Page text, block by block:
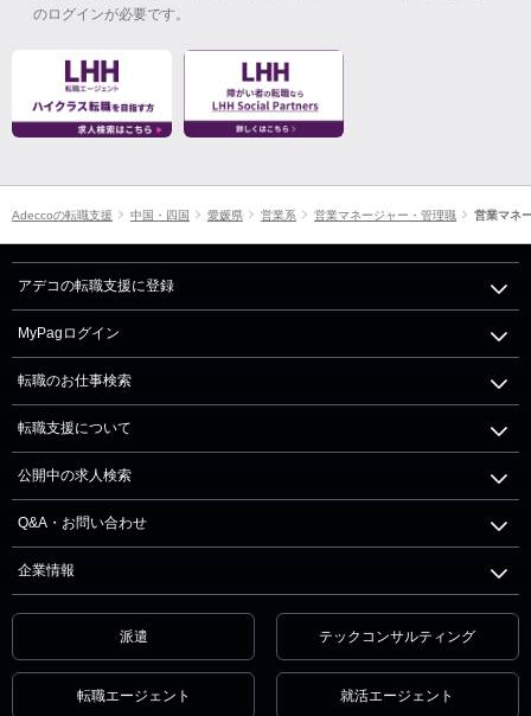
のログインが必要です。
Adeccoの転職支援 中国・四国 愛媛県 営業系 営業マネージャー・管理職 営業マネ
アデコの転職支援に登録
MyPagログイン
転職のお仕事検索
転職支援について
公開中の求人検索
Q&A・お問い合わせ
企業情報
派遣 テックコンサルティング
転職エージェント 就活エージェント